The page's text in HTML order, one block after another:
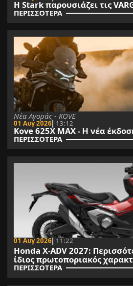
Η Stark παρουσιάζει τις
ΠΕΡΙΣΣΟΤΕΡΑ
Νέα Αγοράς - KOVE
01 Αυγ 2026 13:12
Kove 625X MAX - Η νέα
ΠΕΡΙΣΣΟΤΕΡΑ
01 Αυγ 2026 11:22
Honda X-ADV 2027:
ίδιος πρωτοποριακός
ΠΕΡΙΣΣΟΤΕΡΑ